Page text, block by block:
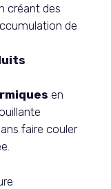
créant des
de
en
faire couler